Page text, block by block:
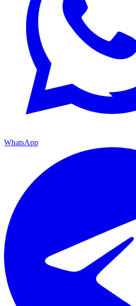
WhatsApp